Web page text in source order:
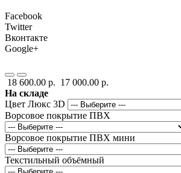
Facebook
Twitter
Вконтакте
Google+
18 600.00 р. 17 000.00 р.
На складе
Цвет Люкс 3D
Ворсовое покрытие ПВХ
Ворсовое покрытие ПВХ мини
Текстильный объёмный